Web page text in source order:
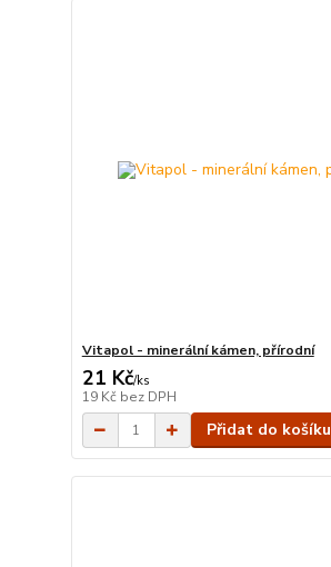
Vitapol - minerální kámen, přírodní
21 Kč/ks
19 Kč bez DPH
Přidat do košíku